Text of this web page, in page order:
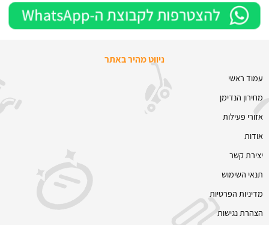
ניווט מהיר באתר
עמוד ראשי
מחירון הנדימן
אזורי פעילות
אודות
יצירת קשר
תנאי השימוש
מדיניות הפרטיות
הצהרת נגישות